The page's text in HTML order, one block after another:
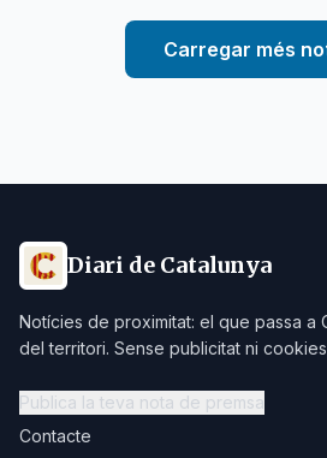
Carregar més
Diari de Catalunya
Notícies de proximitat: el que passa a
del territori. Sense publicitat ni
Publica la teva nota de premsa
Contacte